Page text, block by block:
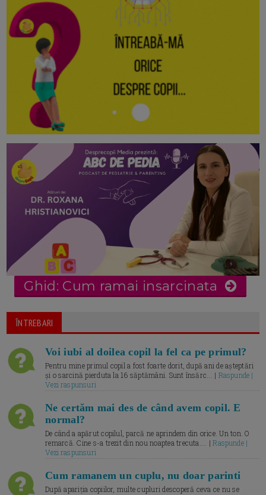
Ghid: Cum ramai insarcinata
ÎNTREBARI
Voi iubi al doilea copil la fel ca pe primul?
Pentru mine primul copil a fost foarte dorit, după ani de așteptări
și o sarcină pierduta la 16 săptămâni. Sunt însărc... | Raspunde |
Vezi raspunsuri
Ne certăm mai des de când avem copil. E
normal?
De când a apărut copilul, parcă ne aprindem din orice. Un ton. O
remarcă. Cine s-a trezit din nou noaptea trecuta.... |Raspunde |
Vezi raspunsuri
Cum ramanem un cuplu, nu doar parinti
După apariția copiilor, multe cupluri descoperă ceva ce nu se